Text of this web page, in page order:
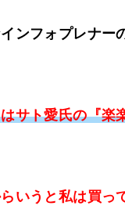
ンフォプレナー
サト愛氏の『楽
いうと私は買っ